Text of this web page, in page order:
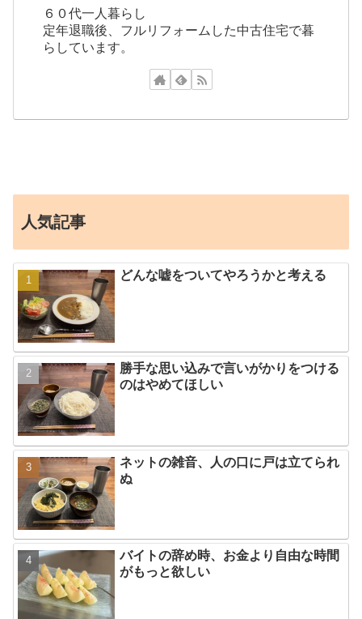
６０代一人暮らし
定年退職後、フルリフォームした中古住宅で暮
らしています。
人気記事
どんな嘘をついてやろうかと考える
勝手な思い込みで言いがかりをつける
のはやめてほしい
ネットの雑音、人の口に戸は立てられ
ぬ
バイトの辞め時、お金より自由な時間
がもっと欲しい